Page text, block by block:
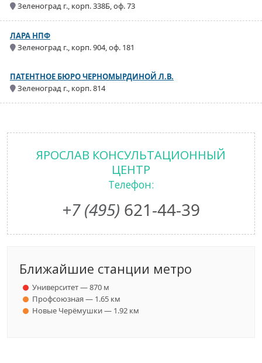
Зеленоград г., корп. 338Б, оф. 73
ЛАРА НПФ
Зеленоград г., корп. 904, оф. 181
ПАТЕНТНОЕ БЮРО ЧЕРНОМЫРДИНОЙ Л.В.
Зеленоград г., корп. 814
ЯРОСЛАВ КОНСУЛЬТАЦИОННЫЙ
ЦЕНТР
Телефон:
+7 (495) 621-44-39
Ближайшие станции метро
Университет — 870 м
Профсоюзная — 1.65 км
Новые Черёмушки — 1.92 км